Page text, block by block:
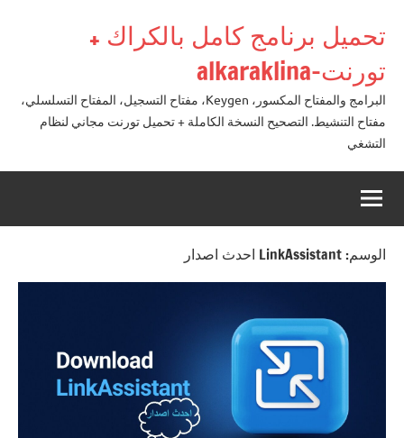
تحميل برنامج كامل بالكراك +
تورنت-alkaraklina
البرامج والمفتاح المكسور، Keygen، مفتاح التسجيل، المفتاح التسلسلي،
مفتاح التنشيط. التصحيح النسخة الكاملة + تحميل تورنت مجاني لنظام
التشغي
الوسم: LinkAssistant احدث اصدار